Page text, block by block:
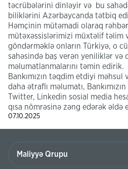
təcrübələrini dinləyir və bu
biliklərini Azərbaycanda tətbiq
Həmçinin mütəmadi olaraq rəhbər
mütəxəssislərimizi müxtəlif təlim
göndərməklə onların Türkiyə, o
sahəsində baş verən yeniliklər və
məlumatlanmalarını təmin edirik.
Bankımızın təqdim etdiyi məhsul
daha ətraflı məlumatı,
Twitter, Linkedin sosial media
qısa nömrəsinə zəng edərək əldə
07.10.2025